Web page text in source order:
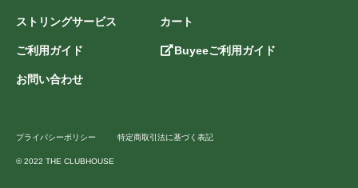
ストリングサービス
ご利用ガイド
お問い合わせ
カート
Buyeeご利用ガイド
プライバシーポリシー 特定商取引法に基づく表記
© 2022 THE CLUBHOUSE